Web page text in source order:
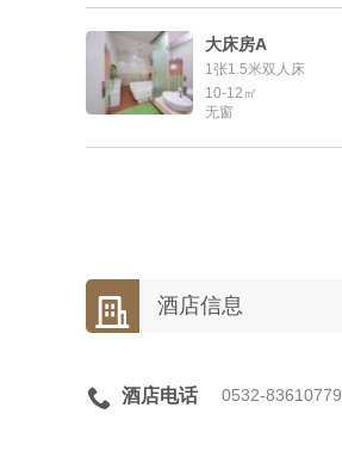
大床房A
1张1.5米双人床
10-12㎡
无窗
 酒店信息
 酒店电话 0532-83610779